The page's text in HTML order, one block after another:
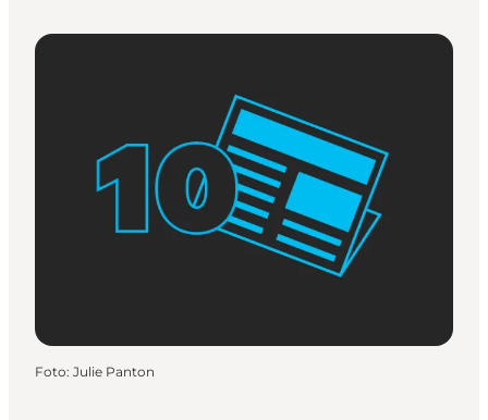
Foto: Julie Panton